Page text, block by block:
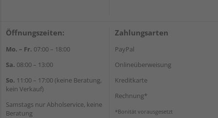
Öffnungszeiten:
Mo. – Fr. 07:00 – 18:00
Sa. 08:00 – 13:00
So. 11:00 – 17:00 (keine Beratung,
kein Verkauf)
Samstags nur Abholservice, keine
Beratung
Zahlungsarten
PayPal
Onlineüberweisung
Kreditkarte
Rechnung*
*Bonität vorausgesetzt